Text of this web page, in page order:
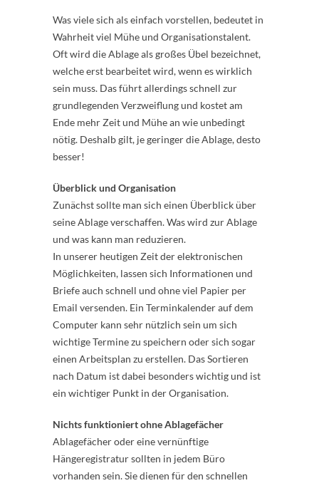
Was viele sich als einfach vorstellen, bedeutet in
Wahrheit viel Mühe und Organisationstalent.
Oft wird die Ablage als großes Übel bezeichnet,
welche erst bearbeitet wird, wenn es wirklich
sein muss. Das führt allerdings schnell zur
grundlegenden Verzweiflung und kostet am
Ende mehr Zeit und Mühe an wie unbedingt
nötig. Deshalb gilt, je geringer die Ablage, desto
besser!
Überblick und Organisation
Zunächst sollte man sich einen Überblick über
seine Ablage verschaffen. Was wird zur Ablage
und was kann man reduzieren.
In unserer heutigen Zeit der elektronischen
Möglichkeiten, lassen sich Informationen und
Briefe auch schnell und ohne viel Papier per
Email versenden. Ein Terminkalender auf dem
Computer kann sehr nützlich sein um sich
wichtige Termine zu speichern oder sich sogar
einen Arbeitsplan zu erstellen. Das Sortieren
nach Datum ist dabei besonders wichtig und ist
ein wichtiger Punkt in der Organisation.
Nichts funktioniert ohne Ablagefächer
Ablagefächer oder eine vernünftige
Hängeregistratur sollten in jedem Büro
vorhanden sein. Sie dienen für den schnellen